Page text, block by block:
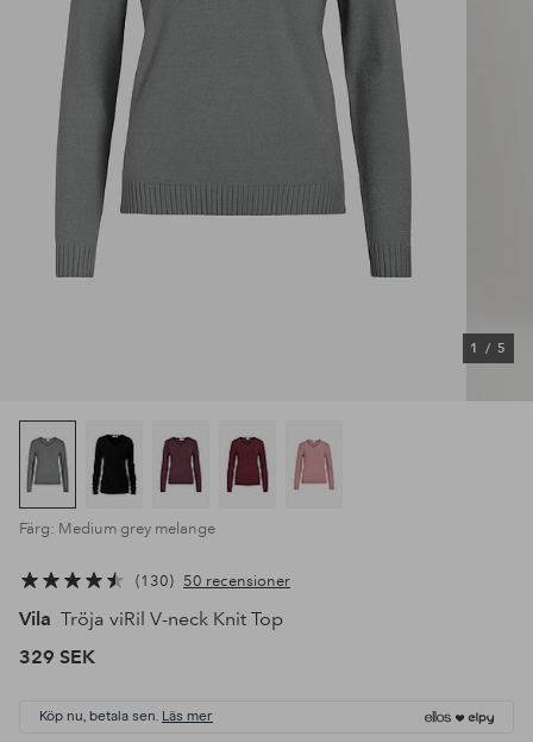
1 / 5
Färg: Medium grey melange
130 50 recensioner
Vila Tröja viRil V-neck Knit Top
329 SEK
Köp nu, betala sen. Läs mer